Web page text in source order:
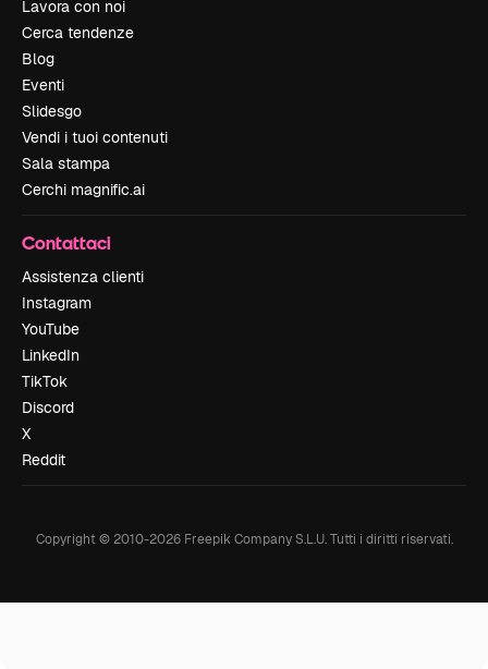
Lavora con noi
Cerca tendenze
Blog
Eventi
Slidesgo
Vendi i tuoi contenuti
Sala stampa
Cerchi magnific.ai
Contattaci
Assistenza clienti
Instagram
YouTube
LinkedIn
TikTok
Discord
X
Reddit
Copyright © 2010-2026Freepik Company S.L.U. Tutti i diritti riservati.